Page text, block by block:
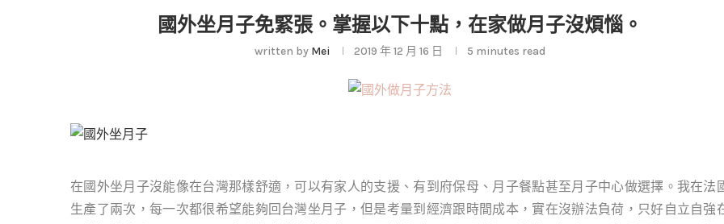
國外坐月子免緊張。掌握以下十點，在家做月子沒煩惱。
written by Mei 2019 年 12 月 16 日 5 minutes read
在國外坐月子沒能像在台灣那樣舒適，可以有家人的支援、有到府保母、月子餐點甚至月子中心做選擇。我在法
生產了兩次，每一次都很希望能夠回台灣坐月子，但是考量到經濟跟時間成本，實在沒辦法負荷，只好自立自強